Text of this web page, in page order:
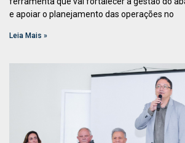
e apoiar o planejamento das operações no
Leia Mais »